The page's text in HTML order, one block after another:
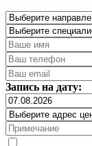
Запись на дату: